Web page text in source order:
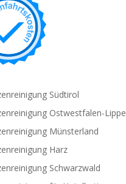
Südtirol
Ostwestfalen-Lippe
Münsterland
Harz
Schwarzwald